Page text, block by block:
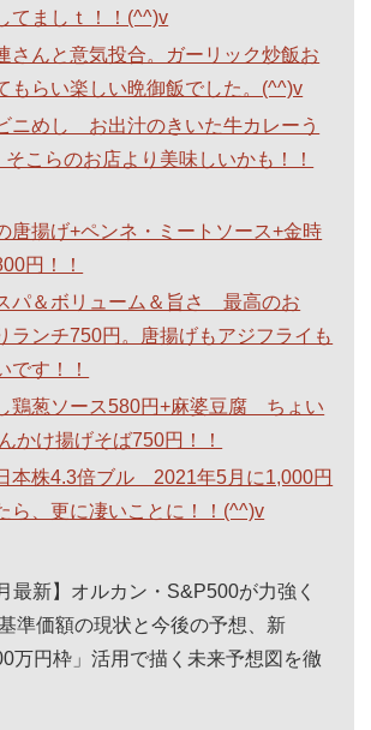
てましｔ！！(^^)v
さんと意気投合。ガーリック炒飯お
もらい楽しい晩御飯でした。(^^)v
ニめし お出汁のきいた牛カレーう
こらのお店より美味しいかも！！
唐揚げ+ペンネ・ミートソース+金時
円！！
パ＆ボリューム＆旨さ 最高のお
ランチ750円。唐揚げもアジフライも
です！！
鶏葱ソース580円+麻婆豆腐 ちょい
かけ揚げそば750円！！
本株4.3倍ブル 2021年5月に1,000円
ら、更に凄いことに！！(^^)v
最新】オルカン・S&P500が力強く
準価額の現状と今後の予想、新
万円枠」活用で描く未来予想図を徹